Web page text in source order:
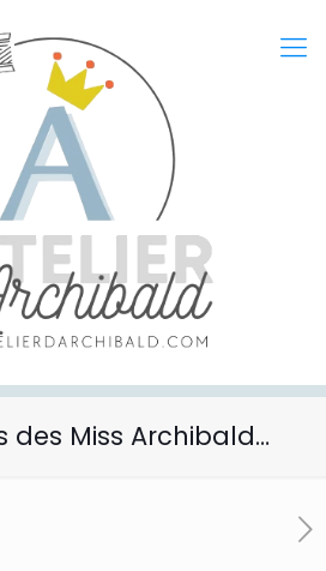
des Miss Archibald…